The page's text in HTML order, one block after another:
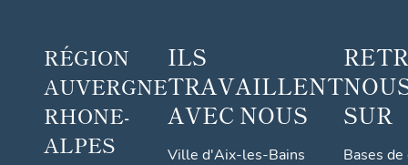
RÉGION
AUVERGNE
RHONE-
ALPES
ILS
TRAVAILLENT
AVEC NOUS
Ville d'Aix-les-Bains
SUR
Bases